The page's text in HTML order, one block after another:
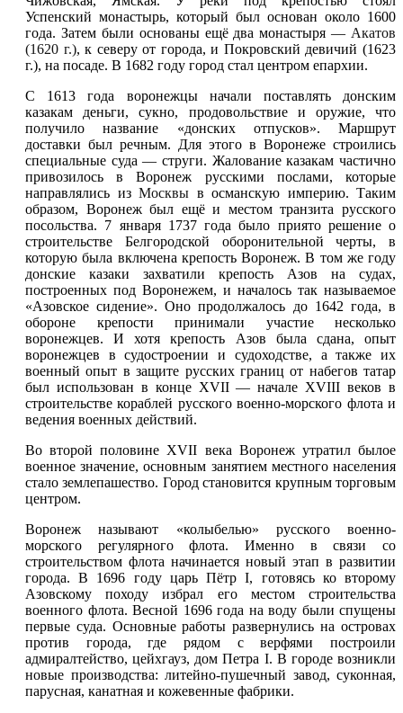
Успенский монастырь, который был основан около 1600
года. Затем были основаны ещё два монастыря — Акатов
(1620 г.), к северу от города, и Покровский девичий (1623
г.), на посаде. В 1682 году город стал центром епархии.
С 1613 года воронежцы начали поставлять донским
казакам деньги, сукно, продовольствие и оружие, что
получило название «донских отпусков». Маршрут
доставки был речным. Для этого в Воронеже строились
специальные суда — струги. Жалование казакам частично
привозилось в Воронеж русскими послами, которые
направлялись из Москвы в османскую империю. Таким
образом, Воронеж был ещё и местом транзита русского
посольства. 7 января 1737 года было приято решение о
строительстве Белгородской оборонительной черты, в
которую была включена крепость Воронеж. В том же году
донские казаки захватили крепость Азов на судах,
построенных под Воронежем, и началось так называемое
«Азовское сидение». Оно продолжалось до 1642 года, в
обороне крепости принимали участие несколько
воронежцев. И хотя крепость Азов была сдана, опыт
воронежцев в судостроении и судоходстве, а также их
военный опыт в защите русских границ от набегов татар
был использован в конце XVII — начале XVIII веков в
строительстве кораблей русского военно-морского флота и
ведения военных действий.
Во второй половине XVII века Воронеж утратил былое
военное значение, основным занятием местного населения
стало землепашество. Город становится крупным торговым
центром.
Воронеж называют «колыбелью» русского военно-
морского регулярного флота. Именно в связи со
строительством флота начинается новый этап в развитии
города. В 1696 году царь Пётр I, готовясь ко второму
Азовскому походу избрал его местом строительства
военного флота. Весной 1696 года на воду были спущены
первые суда. Основные работы развернулись на островах
против города, где рядом с верфями построили
адмиралтейство, цейхгауз, дом Петра I. В городе возникли
новые производства: литейно-пушечный завод, суконная,
парусная, канатная и кожевенные фабрики.